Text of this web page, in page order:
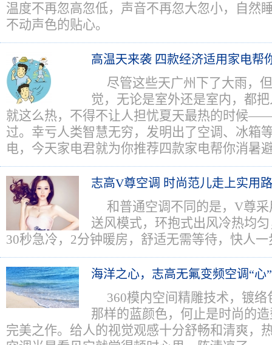
温度不再忽高忽低，声音不再忽大忽小，自然
不动声色的贴心。
高温天来袭 四款经济适用家电帮
尽管这些天广州下了大雨，
觉，无论是室外还是室内，都
就这么热，不得不让人担忧夏天最热的时候
过。幸亏人类智慧无穷，发明出了空调、冰箱
电，今天家电君就为你推荐四款家电帮你消暑
志高V尊空调 时尚范儿走上实用
和普通空调不同的是，V尊
送风模式，环抱式出风冷热均
30秒急冷，2分钟暖房，舒适无需等待，快人一
海洋之心，志高无氟变频空调“心
360模内空间精雕技术，镀
那样的蓝颜色，何止是时尚的
完美之作。给人的视觉观感十分舒畅和清爽，